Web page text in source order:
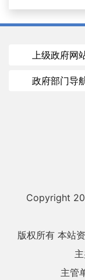
上级政府网
政府部门导
Copyright
版权所有 本站
主管